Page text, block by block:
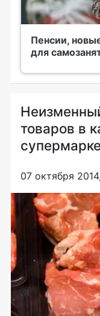
Пенсии,
для
товаров в
07 октября